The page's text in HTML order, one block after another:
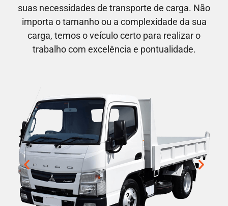
suas necessidades de transporte de carga. Não
importa o tamanho ou a complexidade da sua
carga, temos o veículo certo para realizar o
trabalho com excelência e pontualidade.